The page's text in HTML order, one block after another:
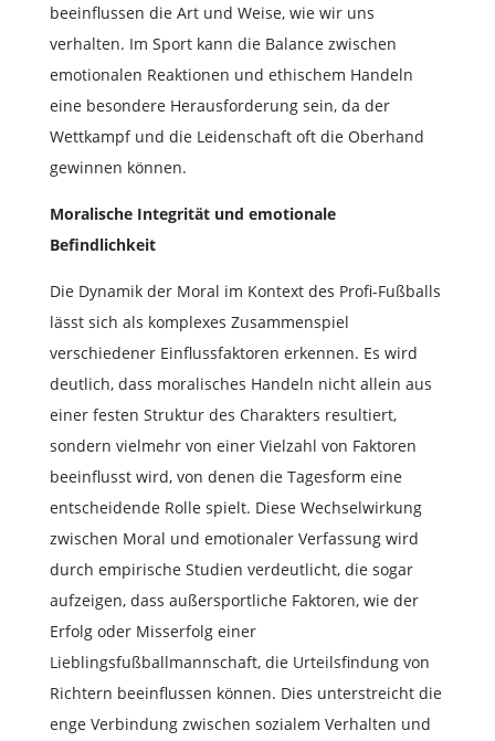
beeinflussen die Art und Weise, wie wir uns
verhalten. Im Sport kann die Balance zwischen
emotionalen Reaktionen und ethischem Handeln
eine besondere Herausforderung sein, da der
Wettkampf und die Leidenschaft oft die Oberhand
gewinnen können.
Moralische Integrität und emotionale
Befindlichkeit
Die Dynamik der Moral im Kontext des Profi-Fußballs
lässt sich als komplexes Zusammenspiel
verschiedener Einflussfaktoren erkennen. Es wird
deutlich, dass moralisches Handeln nicht allein aus
einer festen Struktur des Charakters resultiert,
sondern vielmehr von einer Vielzahl von Faktoren
beeinflusst wird, von denen die Tagesform eine
entscheidende Rolle spielt. Diese Wechselwirkung
zwischen Moral und emotionaler Verfassung wird
durch empirische Studien verdeutlicht, die sogar
aufzeigen, dass außersportliche Faktoren, wie der
Erfolg oder Misserfolg einer
Lieblingsfußballmannschaft, die Urteilsfindung von
Richtern beeinflussen können. Dies unterstreicht die
enge Verbindung zwischen sozialem Verhalten und